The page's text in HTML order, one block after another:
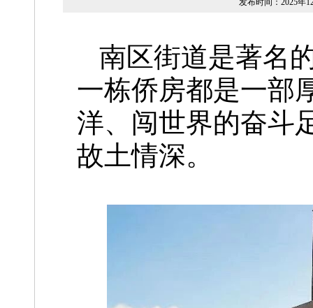
发布时间：2025
南区街道是著名
一栋侨房都是一部
洋、闯世界的奋斗
故土情深。